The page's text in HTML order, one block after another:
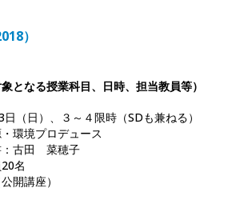
）
となる授業科目、日時、担当教員等）
（日）、３～４限時（SDも兼ねる）
環境プロデュース
古田 菜穂子
名
講座）